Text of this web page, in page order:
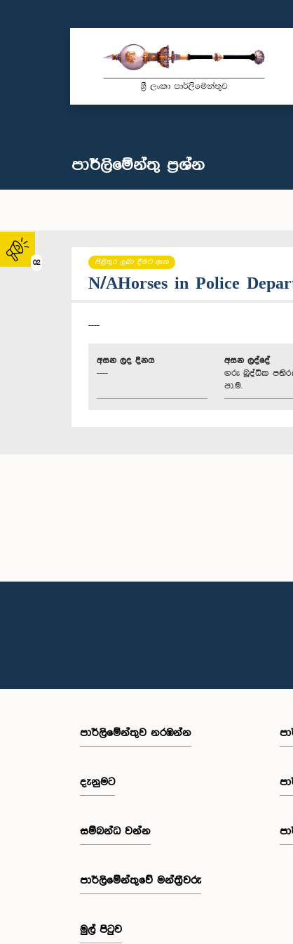
02
පාර්ලි‌මේන්තු‌ ප්‍රශ්න
පිළිතුර ලබා දීමට ඇත
N/AHorses in Police
----
අසන ලද දිනය
----
අසන ලද්දේ
ගරු බුද්ධික
පා.ම.
පාර්ලි‌මේන්තුව නරඹන්න
දැනුමට
සම්බන්ධ වන්න
පාර්ලි‌මේන්තුවේ මන්ත්‍රීවරු
මුල් පිටුව